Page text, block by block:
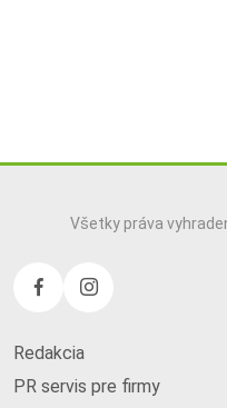
Všetky práva
Redakcia
PR servis pre firmy